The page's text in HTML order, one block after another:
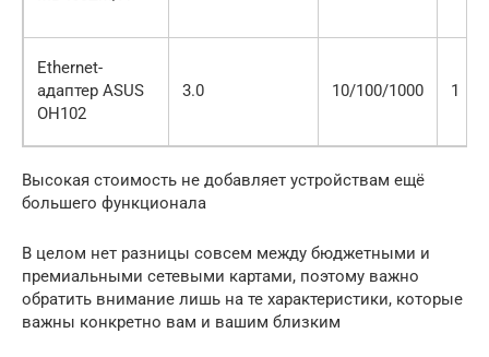
Ethernet-
адаптер ASUS
OH102
3.0 10/100/1000 1
Высокая стоимость не добавляет устройствам ещё
большего функционала
В целом нет разницы совсем между бюджетными и
премиальными сетевыми картами, поэтому важно
обратить внимание лишь на те характеристики, которые
важны конкретно вам и вашим близким